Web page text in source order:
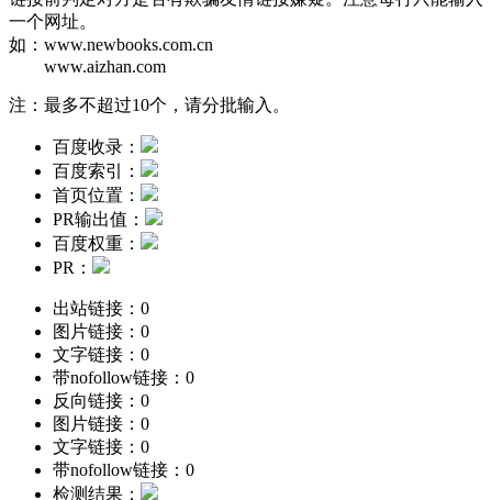
一个网址。
如： www.newbooks.com.cn
www.aizhan.com
注：最多不超过10个，请分批输入。
百度收录：
百度索引：
首页位置：
PR输出值：
百度权重：
PR：
出站链接： 0
图片链接： 0
文字链接： 0
带nofollow链接： 0
反向链接： 0
图片链接： 0
文字链接： 0
带nofollow链接： 0
检测结果：